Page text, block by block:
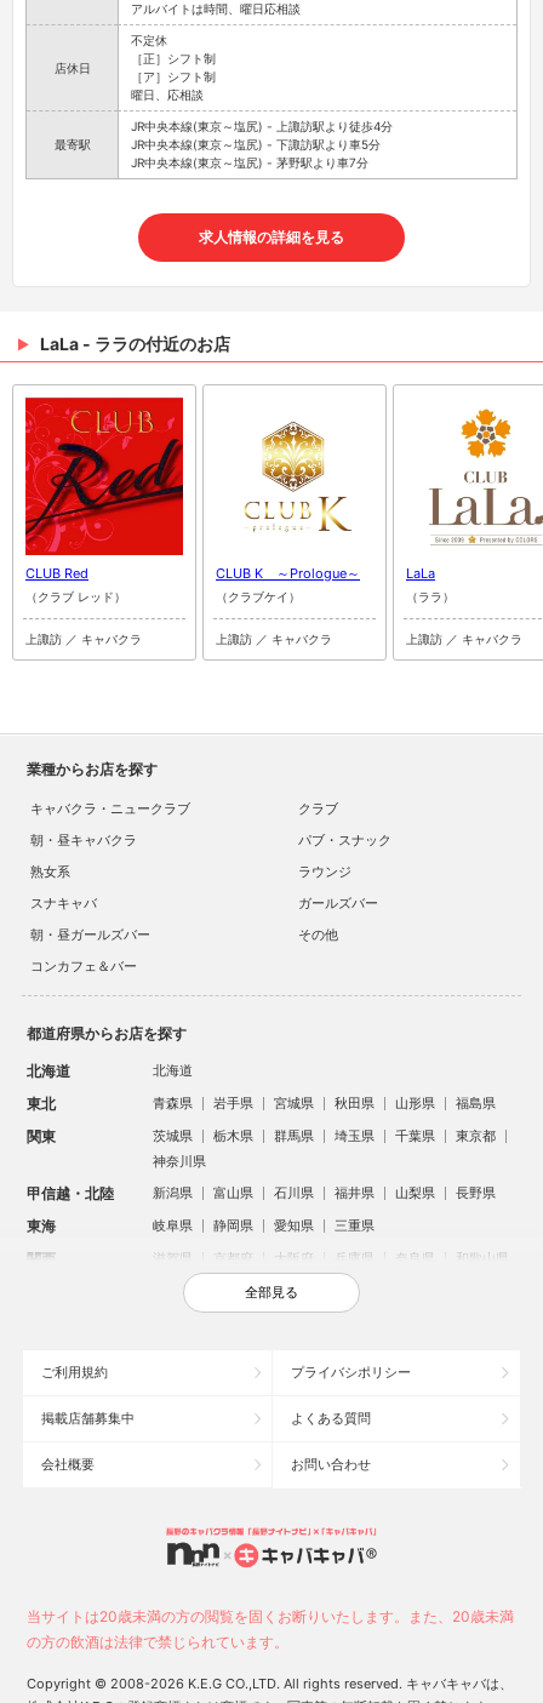
アルバイトは時間、曜日応相談
店休日
不定休
［正］シフト制
［ア］シフト制
曜日、応相談
最寄駅
JR中央本線(東京～塩尻) - 上諏訪駅より徒歩4分
JR中央本線(東京～塩尻) - 下諏訪駅より車5分
JR中央本線(東京～塩尻) - 茅野駅より車7分
求人情報の詳細を見る
LaLa - ララの付近のお店
CLUB Red
（クラブ レッド）
上諏訪 ／ キャバクラ
CLUB K ～Prologue～
（クラブケイ）
上諏訪 ／ キャバクラ
LaLa
（ララ）
上諏訪 ／ キャバクラ
業種からお店を探す
キャバクラ・ニュークラブ
クラブ
朝・昼キャバクラ
パブ・スナック
熟女系
ラウンジ
スナキャバ
ガールズバー
朝・昼ガールズバー
その他
コンカフェ＆バー
都道府県からお店を探す
北海道 北海道
東北 青森県 岩手県 宮城県 秋田県 山形県 福島県
関東 茨城県 栃木県 群馬県 埼玉県 千葉県
東京都
神奈川県
甲信越・北陸 新潟県 富山県 石川県 福井県 山梨県 長野県
東海 岐阜県 静岡県 愛知県 三重県
関西 滋賀県 京都府 大阪府 兵庫県 奈良県 和歌山県
鳥取県 島根県 岡山県 広島県
沖縄県
大宮のキャバクラ
六本木のキャバクラ
新潟駅前のキャバクラ
全部見る
ご利用規約 プライバシポリシー
掲載店舗募集中 よくある質問
会社概要 お問い合わせ
当サイトは20歳未満の方の閲覧を固くお断りいたします。また、20歳未満
の方の飲酒は法律で禁じられています。
Copyright © 2008-2026 K.E.G CO.,LTD. All rights reserved. キャバキャバは、